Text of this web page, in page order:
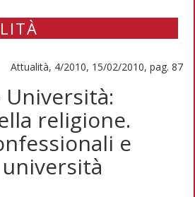
Attualità, 4/2010, 15/02/2010, pag. 87
Università:
religione.
e